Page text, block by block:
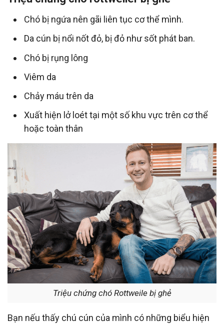
Chó bị ngứa nên gãi liên tục cơ thể mình.
Da cún bị nổi nốt đỏ, bị đỏ như sốt phát ban.
Chó bị rụng lông
Viêm da
Chảy máu trên da
Xuất hiện lở loét tại một số khu vực trên cơ thể
hoặc toàn thân
Triệu chứng chó Rottweile bị ghẻ
Bạn nếu thấy chú cún của mình có những biểu hiện